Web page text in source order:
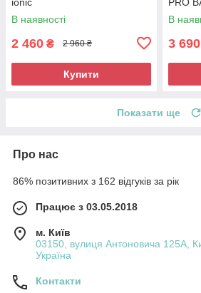
В наявності
2 460 ₴ 2 960 ₴
Купити
В
3 690
Показати ще
Про нас
86% позитивних з 162 відгуків за рік
Працює з 03.05.2018
м. Київ
03150, вулиця Антоновича 125А,
Україна
Контакти